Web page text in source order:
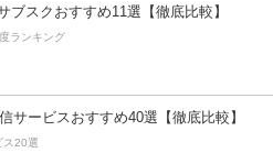
ブスクおすすめ11選【徹底比較】
ランキング
サービスおすすめ40選【徹底比較】
ス20選